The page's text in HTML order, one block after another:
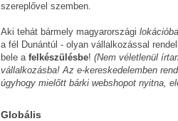
szereplővel szemben.
Aki tehát bármely magyarországi
a fél Dunántúl - olyan vállalkozással
bele a felkészülésbe! (Nem véletlenül
vállalkozásba! Az e-kereskedelemben
úgyhogy mielőtt bárki webshopot nyitna,
Globális